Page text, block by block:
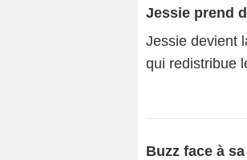
Jessie prend
Jessie devient
qui redistribue
Buzz face à